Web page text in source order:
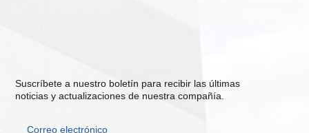
Suscríbete a nuestro boletín para recibir las últimas
noticias y actualizaciones de nuestra compañía.